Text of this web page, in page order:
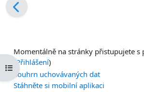
Otevřít indexu kurzu
Momentálně na stránky přistupujete s
Přihlášení)
Souhrn uchovávaných dat
Stáhněte si mobilní aplikaci